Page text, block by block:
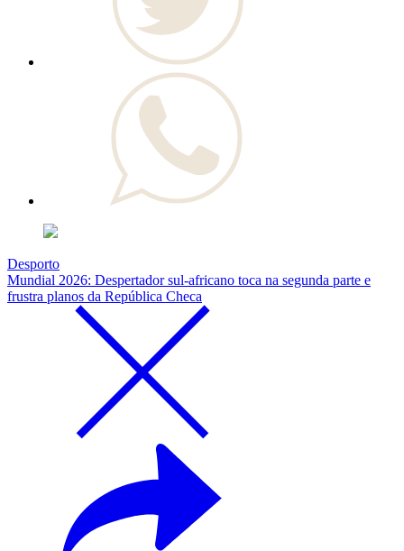
Desporto
Mundial 2026: Despertador sul-africano toca na segunda parte e
frustra planos da República Checa